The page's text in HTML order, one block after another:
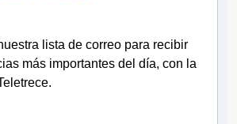
lista de correo para recibir
más importantes del día, con la